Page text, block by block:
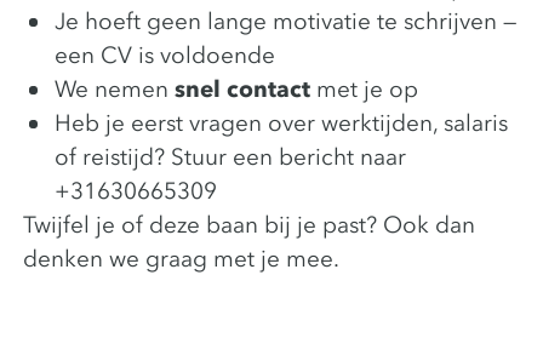
Je hoeft geen lange motivatie te schrijven —
een CV is voldoende
We nemensnel contact met je op
Heb je eerst vragen over werktijden, salaris
of reistijd? Stuur een bericht naar
+31630665309
Twijfel je of deze baan bij je past? Ook dan
denken we graag met je mee.